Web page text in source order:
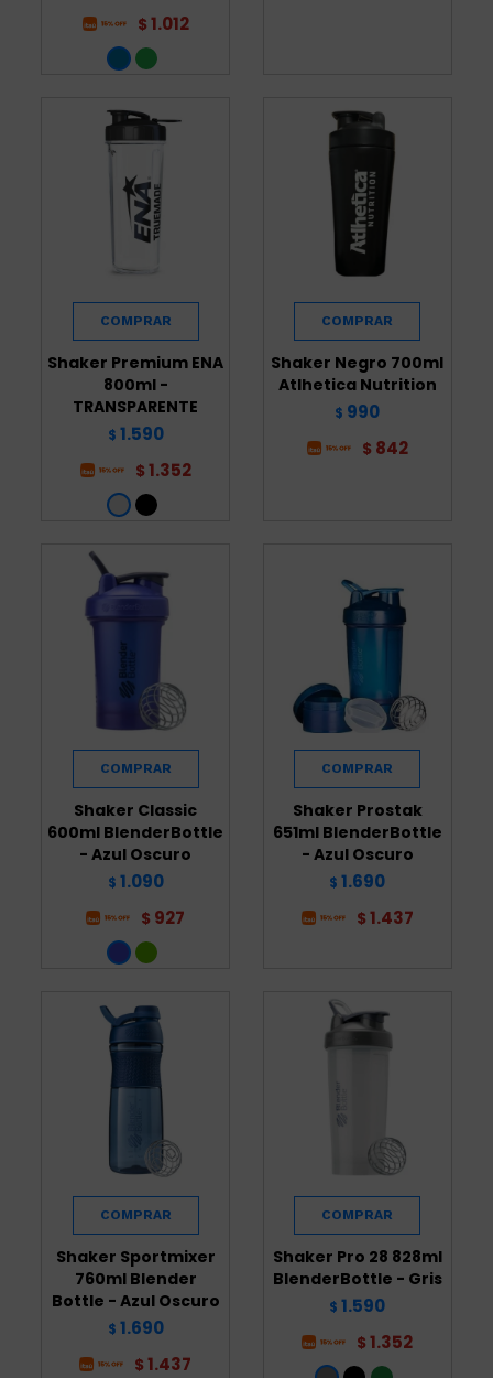
$ 1.012
Shaker Premium ENA
800ml -
TRANSPARENTE
$ 1.590
$ 1.352
Shaker Negro 700ml
Atlhetica Nutrition
$ 990
$ 842
Shaker Classic
600ml BlenderBottle
- Azul Oscuro
$ 1.090
$ 927
Shaker Prostak
651ml BlenderBottle
- Azul Oscuro
$ 1.690
$ 1.437
Shaker Sportmixer
760ml Blender
Bottle - Azul Oscuro
$ 1.690
$ 1.437
Shaker Pro 28 828ml
BlenderBottle - Gris
$ 1.590
$ 1.352